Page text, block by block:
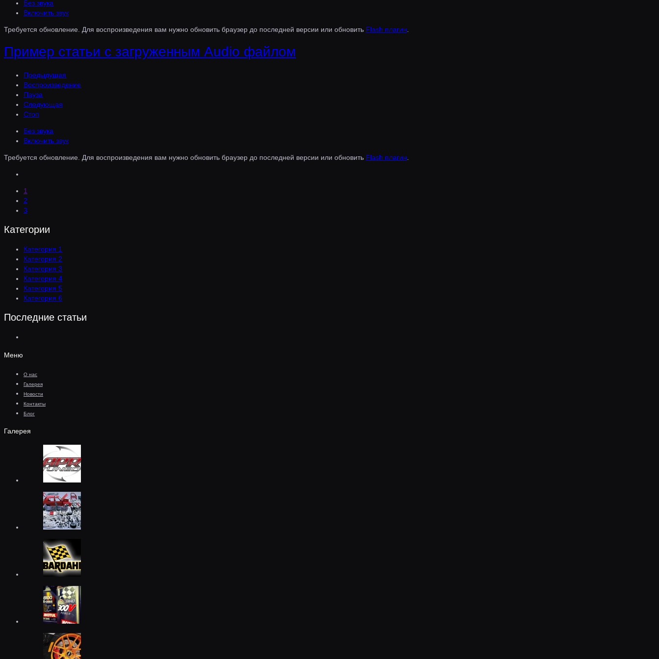
Без звука
Включить звук
Требуется обновление. Для воспроизведения вам нужно обновить браузер до последней версии или обновить Flash плагин
Пример статьи с загруженным Audio файлом
Предыдущая
Воспроизведение
Пауза
Следующая
Стоп
Без звука
Включить звук
Требуется обновление. Для воспроизведения вам нужно обновить браузер до последней версии или обновить Flash плагин
1
2
3
Категории
Категория 1
Категория 2
Категория 3
Категория 4
Категория 5
Категория 6
Последние статьи
Меню
О нас
Галерея
Новости
Контакты
Блог
Галерея